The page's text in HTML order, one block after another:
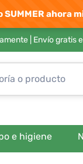
SUMMER ahora
| Envío gratis
e higiene